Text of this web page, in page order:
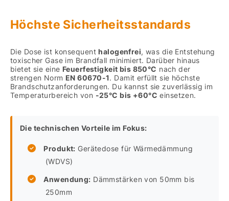
Höchste Sicherheitsstandards
Die Dose ist konsequenthalogenfrei, was die Entstehung
toxischer Gase im Brandfall minimiert. Darüber hinaus
bietet sie eine Feuerfestigkeit bis 850°C nach der
strengen Norm EN 60670-1. Damit erfüllt sie höchste
Brandschutzanforderungen. Du kannst sie zuverlässig im
Temperaturbereich von -25°C bis +60°C einsetzen.
Die technischen Vorteile im Fokus:
Produkt: Gerätedose für Wärmedämmung
(WDVS)
Anwendung: Dämmstärken von 50mm bis
250mm